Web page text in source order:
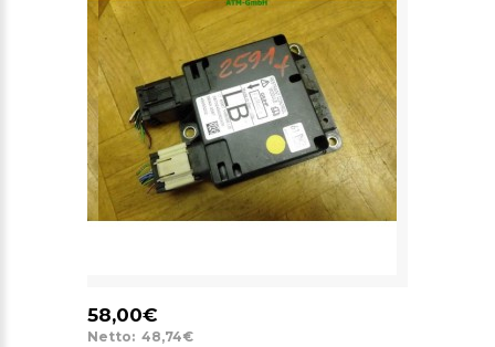
58,00€
Netto: 48,74€